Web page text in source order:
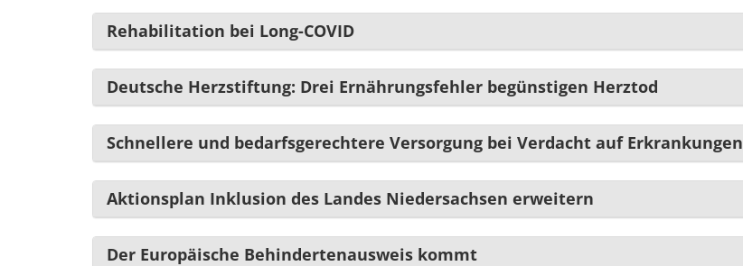
Rehabilitation bei Long-COVID
Deutsche Herzstiftung: Drei Ernährungsfehler begünstigen Herztod
Schnellere und bedarfsgerechtere Versorgung bei Verdacht auf Erkrankungen
Aktionsplan Inklusion des Landes Niedersachsen erweitern
Der Europäische Behindertenausweis kommt